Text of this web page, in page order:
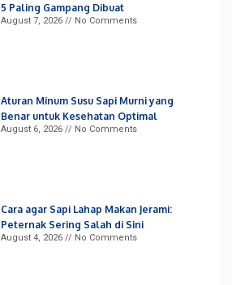
5 Paling Gampang Dibuat
August 7, 2026 No Comments
Aturan Minum Susu Sapi Murni yang
Benar untuk Kesehatan Optimal
August 6, 2026 No Comments
Cara agar Sapi Lahap Makan Jerami:
Peternak Sering Salah di Sini
August 4, 2026 No Comments